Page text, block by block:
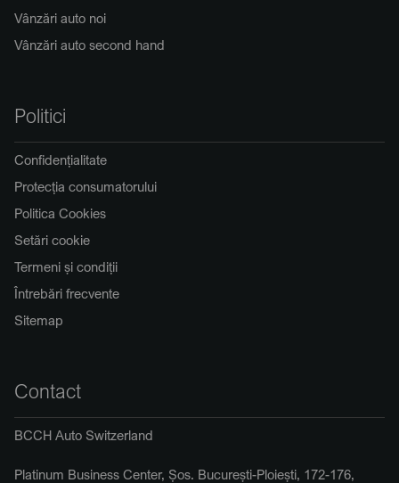
Vânzări auto noi
Vânzări auto second hand
Politici
Confidențialitate
Protecția consumatorului
Politica Cookies
Setări cookie
Termeni și condiții
Întrebări frecvente
Sitemap
Contact
BCCH Auto Switzerland
Platinum Business Center, Șos. București-Ploiești, 172-176,